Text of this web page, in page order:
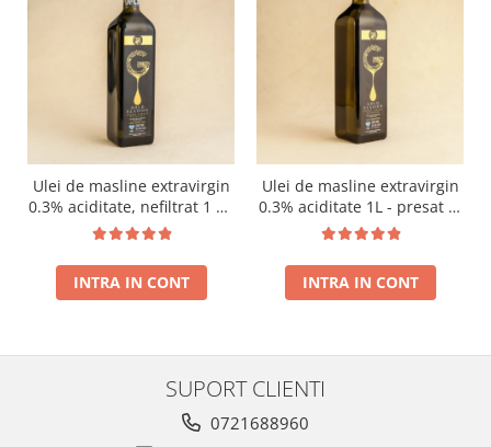
Ulei de masline extravirgin
0.3% aciditate, nefiltrat 1 L -
presat la rece RECOLTA
INTRA IN CONT
Ulei de masline extravirgin
0.3% aciditate 1L - presat la
rece RECOLTA NOUA
INTRA IN CONT
SUPORT CLIENTI
0721688960